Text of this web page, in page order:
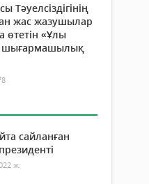
Тәуелсіздігінің
жас жазушылар
өтетін «Ұлы
шығармашылық
сайланған
ж.